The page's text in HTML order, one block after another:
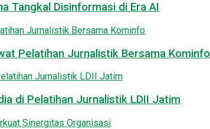
Tangkal Disinformasi di Era AI
Pelatihan Jurnalistik Bersama Kominfo
di Pelatihan Jurnalistik LDII Jatim